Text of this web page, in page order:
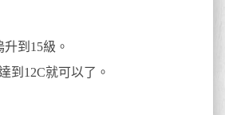
到15級。
到12C就可以了。